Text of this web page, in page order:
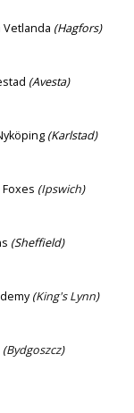
Vetlanda (Hagfors)
(Avesta)
(Karlstad)
(Ipswich)
(Sheffield)
(King's Lynn)
(Bydgoszcz)